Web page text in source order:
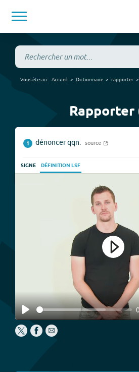
Vous êtes ici : Accueil Dictionnaire rapporter
Rapporter
1 dénoncer qqn. source
SIGNE DÉFINITION LSF
Play
Play